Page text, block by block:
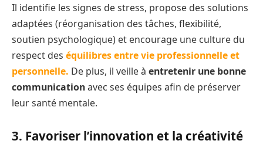
Il identifie les signes de stress, propose des solutions
adaptées (réorganisation des tâches, flexibilité,
soutien psychologique) et encourage une culture du
respect des équilibres entre vie professionnelle et
personnelle. De plus, il veille à entretenir une bonne
communicationavec ses équipes afin de préserver
leur santé mentale.
3. Favoriser l’innovation et la créativité